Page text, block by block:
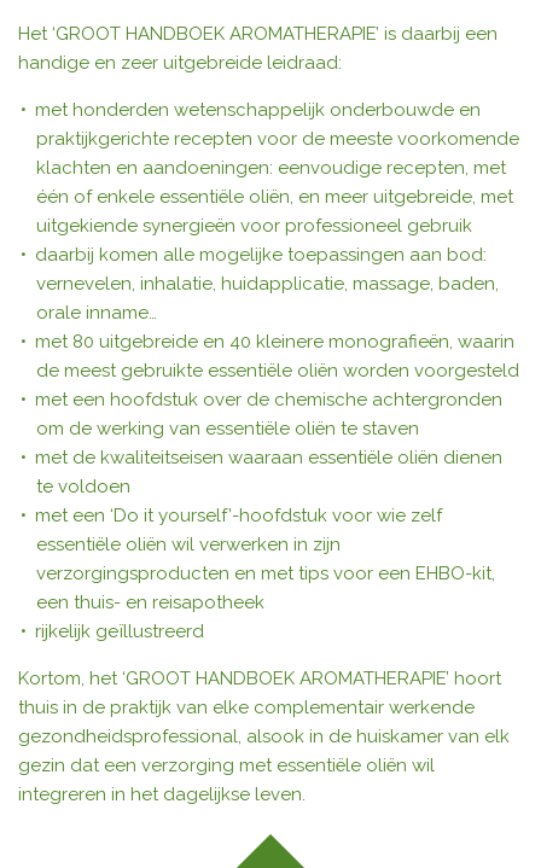
Het ‘GROOT HANDBOEK AROMATHERAPIE’ is daarbij een
handige en zeer uitgebreide leidraad:
met honderden wetenschappelijk onderbouwde en
praktijkgerichte recepten voor de meeste voorkomende
klachten en aandoeningen: eenvoudige recepten, met
één of enkele essentiële oliën, en meer uitgebreide, met
uitgekiende synergieën voor professioneel gebruik
daarbij komen alle mogelijke toepassingen aan bod:
vernevelen, inhalatie, huidapplicatie, massage, baden,
orale inname…
met 80 uitgebreide en 40 kleinere monografieën, waarin
de meest gebruikte essentiële oliën worden voorgesteld
met een hoofdstuk over de chemische achtergronden
om de werking van essentiële oliën te staven
met de kwaliteitseisen waaraan essentiële oliën dienen
te voldoen
met een ‘Do it yourself’-hoofdstuk voor wie zelf
essentiële oliën wil verwerken in zijn
verzorgingsproducten en met tips voor een EHBO-kit,
een thuis- en reisapotheek
rijkelijk geïllustreerd
Kortom, het ‘GROOT HANDBOEK AROMATHERAPIE’ hoort
thuis in de praktijk van elke complementair werkende
gezondheidsprofessional, alsook in de huiskamer van elk
gezin dat een verzorging met essentiële oliën wil
integreren in het dagelijkse leven.